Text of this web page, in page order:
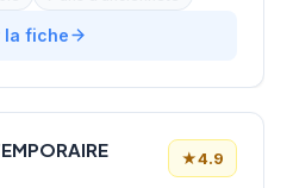
la fiche
★4.9